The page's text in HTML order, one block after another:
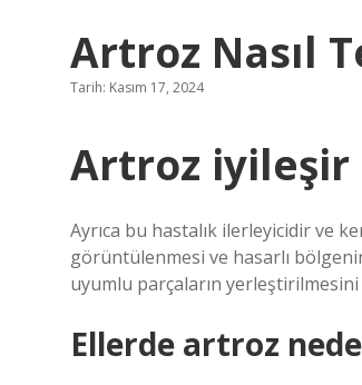
Artroz Nasıl
Tarih: Kasım 17, 2024
Artroz iyileşir
Ayrıca bu hastalık ilerleyicidir ve
görüntülenmesi ve hasarlı
uyumlu parçaların
Ellerde artroz